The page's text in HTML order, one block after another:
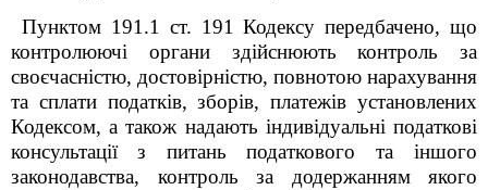
Пунктом 191 .1 ст. 191 Кодексу передбачено, що
контролюючі органи здійснюють контроль за
своєчасністю, достовірністю, повнотою нарахування
та сплати податків, зборів, платежів установлених
Кодексом, а також надають індивідуальні податкові
консультації
з питань податкового та іншого
законодавства, контроль за додержанням якого